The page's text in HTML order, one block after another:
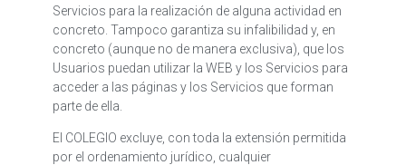
Servicios para la realización de alguna actividad en
concreto. Tampoco garantiza su infalibilidad y, en
concreto (aunque no de manera exclusiva), que los
Usuarios puedan utilizar la WEB y los Servicios para
acceder a las páginas y los Servicios que forman
parte de ella.
El COLEGIO excluye, con toda la extensión permitida
por el ordenamiento jurídico, cualquier